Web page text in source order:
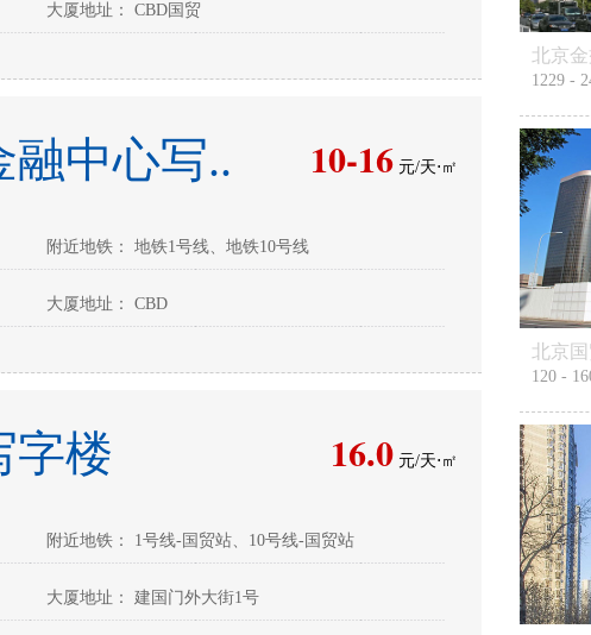
大厦地址： CBD国贸
10-16 元/天⋅㎡
融中心写..
附近地铁： 地铁1号线、地铁10号线
大厦地址： CBD
16.0 元/天⋅㎡
字楼
附近地铁： 1号线-国贸站、10号线-国贸站
大厦地址： 建国门外大街1号
北京
1229 -
北京
120 -